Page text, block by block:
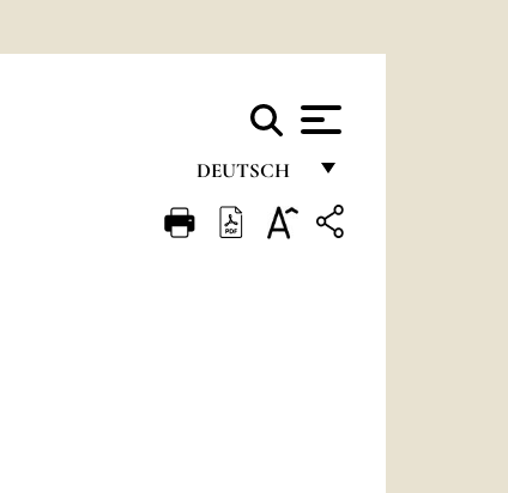
DEUTSCH
FRANÇAIS